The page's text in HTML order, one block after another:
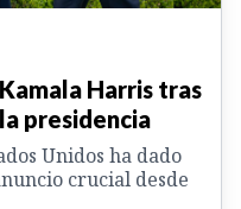
Harris tras
presidencia
Unidos ha dado
crucial desde